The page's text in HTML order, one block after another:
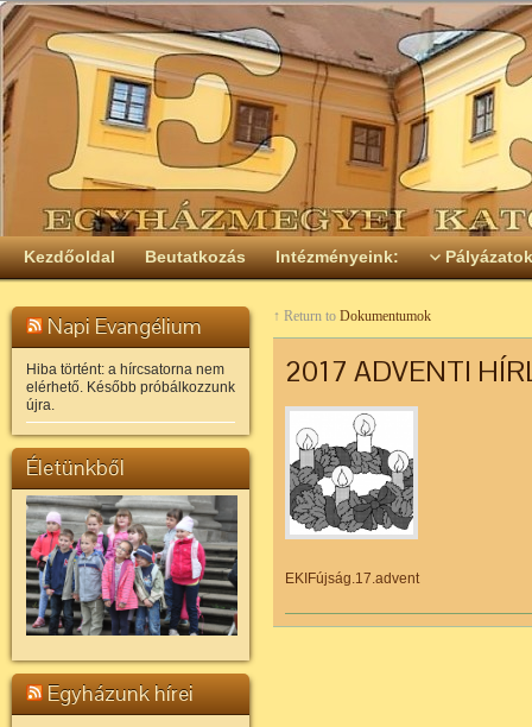
Kezdőoldal Beutatkozás Intézményeink: Pályázatok
Napi Evangélium
Hiba történt: a hírcsatorna nem
elérhető. Később próbálkozzunk
újra.
Életünkből
Egyházunk hírei
↑ Return to Dokumentumok
2017 ADVENTI
EKIFújság.17.advent